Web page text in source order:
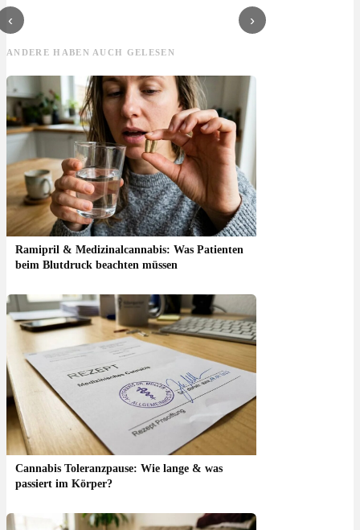
‹
tun?
›
ANDERE HABEN AUCH GELESEN
Ramipril & Medizinalcannabis: Was Patienten
beim Blutdruck beachten müssen
Cannabis Toleranzpause: Wie lange & was
passiert im Körper?